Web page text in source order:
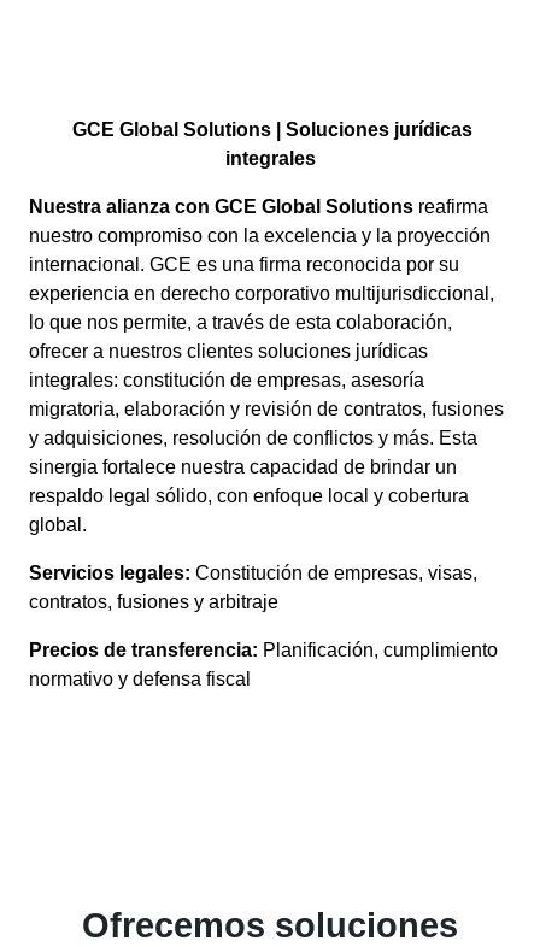
GCE Global Solutions | Soluciones jurídicas
integrales
Nuestra alianza con GCE Global Solutions reafirma
nuestro compromiso con la excelencia y la proyección
internacional. GCE es una firma reconocida por su
experiencia en derecho corporativo multijurisdiccional,
lo que nos permite, a través de esta colaboración,
ofrecer a nuestros clientes soluciones jurídicas
integrales: constitución de empresas, asesoría
migratoria, elaboración y revisión de contratos, fusiones
y adquisiciones, resolución de conflictos y más. Esta
sinergia fortalece nuestra capacidad de brindar un
respaldo legal sólido, con enfoque local y cobertura
global.
Servicios legales: Constitución de empresas, visas,
contratos, fusiones y arbitraje
Precios de transferencia: Planificación, cumplimiento
normativo y defensa fiscal
Ofrecemos soluciones